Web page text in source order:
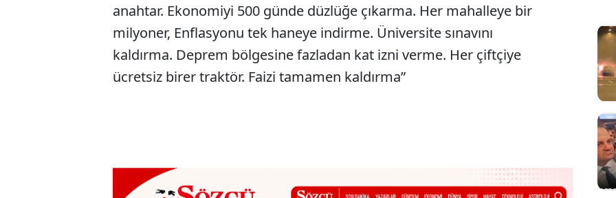
anahtar. Ekonomiyi 500 günde düzlüğe çıkarma. Her mahalleye bir
milyoner, Enflasyonu tek haneye indirme. Üniversite sınavını
kaldırma. Deprem bölgesine fazladan kat izni verme. Her çiftçiye
ücretsiz birer traktör. Faizi tamamen kaldırma”